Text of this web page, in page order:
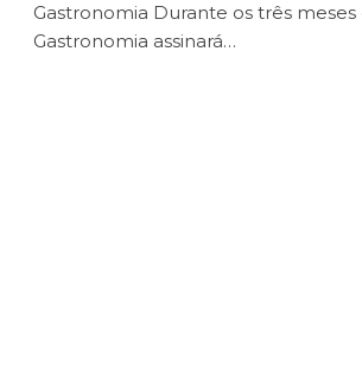
Gastronomia Durante os três meses
Gastronomia assinará…